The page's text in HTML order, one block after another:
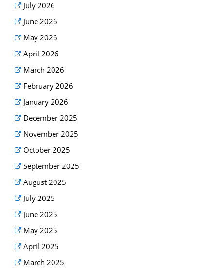
July 2026
June 2026
May 2026
April 2026
March 2026
February 2026
January 2026
December 2025
November 2025
October 2025
September 2025
August 2025
July 2025
June 2025
May 2025
April 2025
March 2025